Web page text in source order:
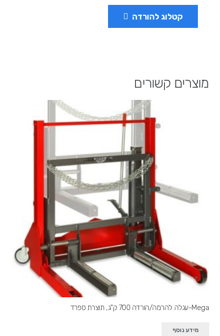
קטלוג להורדה
מוצרים קשורים
Mega-עגלה להרמה/הורדה 700 ק"ג, תוצרת ספרד
מידע נוסף